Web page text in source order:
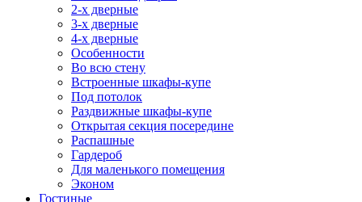
2-х дверные
3-х дверные
4-х дверные
Особенности
Во всю стену
Встроенные шкафы-купе
Под потолок
Раздвижные шкафы-купе
Открытая секция посередине
Распашные
Гардероб
Для маленького помещения
Эконом
Гостиные